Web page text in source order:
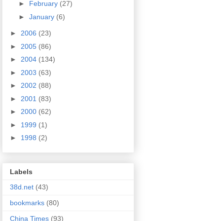
► February (27)
► January (6)
► 2006 (23)
► 2005 (86)
► 2004 (134)
► 2003 (63)
► 2002 (88)
► 2001 (83)
► 2000 (62)
► 1999 (1)
► 1998 (2)
Labels
38d.net (43)
bookmarks (80)
China Times (93)